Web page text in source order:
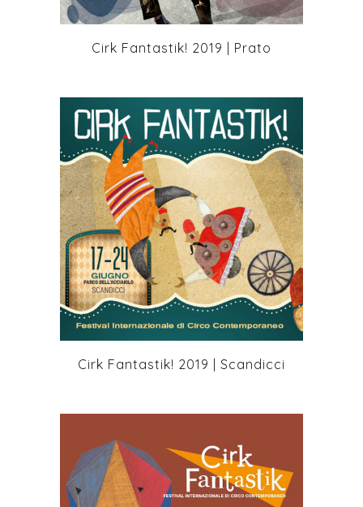
Cirk Fantastik! 2019 | Prato
+
Cirk Fantastik! 2019 | Scandicci